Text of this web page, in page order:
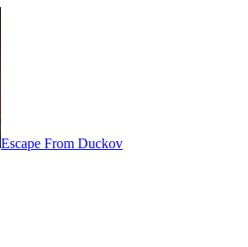
Escape From Duckov